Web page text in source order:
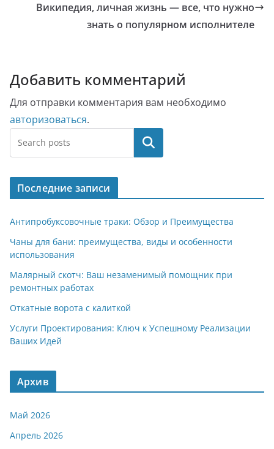
Википедия, личная жизнь — все, что нужно
знать о популярном исполнителе
Добавить комментарий
Для отправки комментария вам необходимо
авторизоваться.
Поиск
Последние записи
Антипробуксовочные траки: Обзор и Преимущества
Чаны для бани: преимущества, виды и особенности
использования
Малярный скотч: Ваш незаменимый помощник при
ремонтных работах
Откатные ворота с калиткой
Услуги Проектирования: Ключ к Успешному Реализации
Ваших Идей
Архив
Май 2026
Апрель 2026